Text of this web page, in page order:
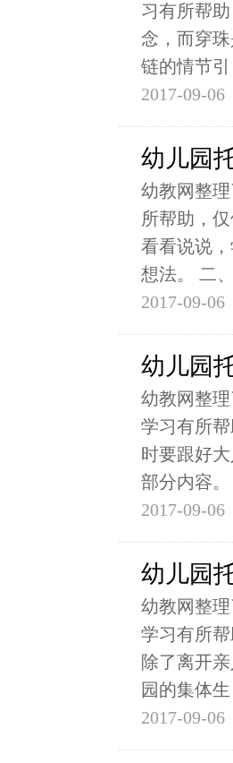
习有所帮
念，而穿
链的情节引
2017-09-06
幼儿园
幼教网整
所帮助，
看看说说
想法。 二
2017-09-06
幼儿园
幼教网整
学习有所
时要跟好
部分内容。
2017-09-06
幼儿园
幼教网整
学习有所
除了离开
园的集体生
2017-09-06